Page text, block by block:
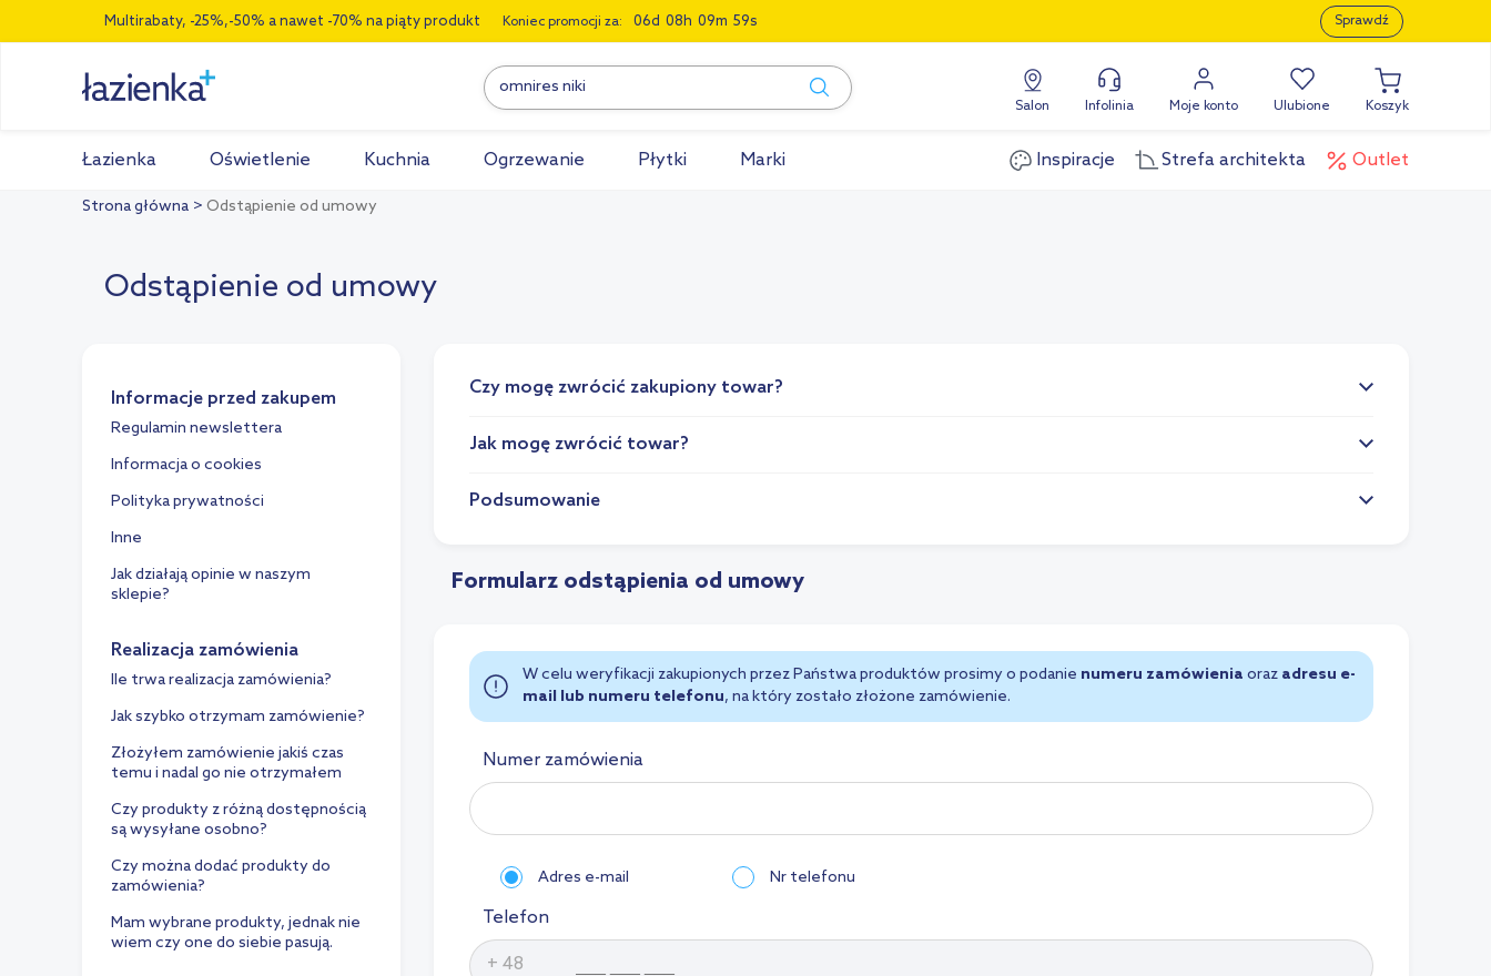
Multirabaty, -25%,-50% a nawet -70% na piąty produkt Koniec promocji za: 06 08 09 58 Sprawdź
Salon Infolinia Moje konto Ulubione Koszyk
Łazienka Oświetlenie Kuchnia Ogrzewanie Płytki Marki Inspiracje Strefa architekta Outlet
Strona główna Odstąpienie od umowy
Odstąpienie od umowy
Informacje przed zakupem
Regulamin newslettera
Informacja o cookies
Polityka prywatności
Inne
Jak działają opinie w naszym
sklepie?
Realizacja zamówienia
Ile trwa realizacja zamówienia?
Jak szybko otrzymam zamówienie?
Złożyłem zamówienie jakiś czas
temu i nadal go nie otrzymałem
Czy produkty z różną dostępnością
są wysyłane osobno?
Czy można dodać produkty do
zamówienia?
Mam wybrane produkty, jednak nie
wiem czy one do siebie pasują.
Czy mogę zwrócić zakupiony towar?
Jak mogę zwrócić towar?
Podsumowanie
Formularz odstąpienia od umowy
W celu weryfikacji zakupionych przez Państwa produktów prosimy o podanie numeru zamówienia oraz adresu e-
mail lub numeru telefonu, na który zostało złożone zamówienie.
Numer zamówienia
Adres e-mail Nr telefonu
Telefon
+ 48